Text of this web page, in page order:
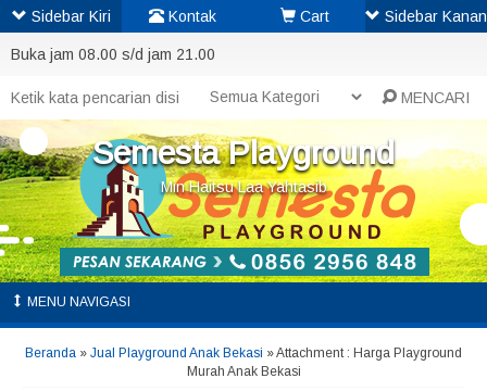
Buka jam 08.00 s/d jam 21.00
MENCARI
Semesta Playground
Min Haitsu Laa Yahtasib
MENU NAVIGASI
Beranda » Jual Playground Anak Bekasi » Attachment : Harga Playground
Murah Anak Bekasi
Sidebar Kiri Kontak Cart Sidebar Kanan